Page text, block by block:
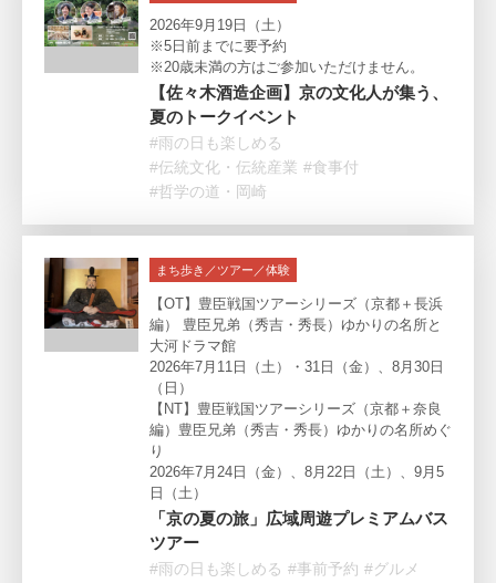
2026年9月19日（土）
※5日前までに要予約
※20歳未満の方はご参加いただけません。
【佐々木酒造企画】京の文化人が集う、
夏のトークイベント
#雨の日も楽しめる
#伝統文化・伝統産業 #食事付
#哲学の道・岡崎
まち歩き／ツアー／体験
【OT】豊臣戦国ツアーシリーズ（京都＋長浜
編） 豊臣兄弟（秀吉・秀長）ゆかりの名所と
大河ドラマ館
2026年7月11日（土）・31日（金）、8月30日
（日）
【NT】豊臣戦国ツアーシリーズ（京都＋奈良
編）豊臣兄弟（秀吉・秀長）ゆかりの名所めぐ
り
2026年7月24日（金）、8月22日（土）、9月5
日（土）
「京の夏の旅」広域周遊プレミアムバス
ツアー
#雨の日も楽しめる #事前予約 #グルメ